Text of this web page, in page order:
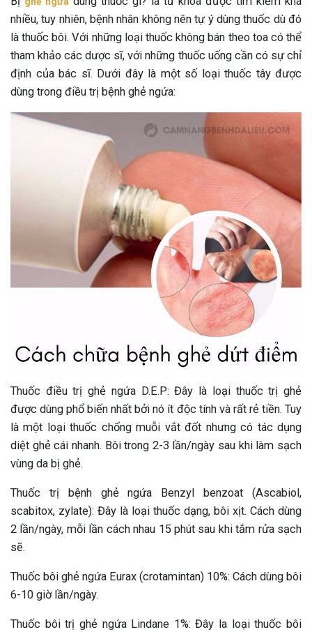
nhiều, tuy nhiên, bệnh nhân không nên tự ý dùng thuốc dù đó
là thuốc bôi. Với những loại thuốc không bán theo toa có thể
tham khảo các dược sĩ, với những thuốc uống cần có sự chỉ
định của bác sĩ. Dưới đây là một số loại thuốc tây được
dùng trong điều trị bệnh ghẻ ngứa:
Thuốc điều trị ghẻ ngứa D.E.P: Đây là loại thuốc trị ghẻ
được dùng phổ biến nhất bởi nó ít độc tính và rất rẻ tiền. Tuy
là một loại thuốc chống muỗi vắt đốt nhưng có tác dụng
diệt ghẻ cái nhanh. Bôi trong 2-3 lần/ngày sau khi làm sạch
vùng da bị ghẻ.
Thuốc trị bệnh ghẻ ngứa Benzyl benzoat (Ascabiol,
scabitox, zylate): Đây là loại thuốc dạng, bôi xịt. Cách dùng
2 lần/ngày, mỗi lần cách nhau 15 phút sau khi tắm rửa sạch
sẽ.
Thuốc bôi ghẻ ngứa Eurax (crotamintan) 10%: Cách dùng bôi
6-10 giờ lần/ngày.
Thuốc bôi trị ghẻ ngứa Lindane 1%: Đây la loại thuốc bôi